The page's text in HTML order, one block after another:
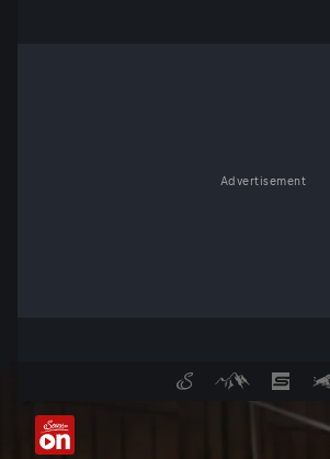
Advertisement
Kampf um Tiere